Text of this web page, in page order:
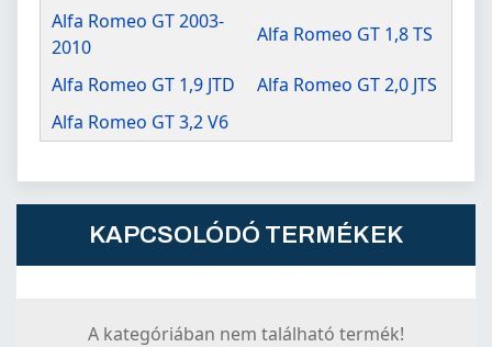
Alfa Romeo GT 2003-
2010
Alfa Romeo GT 1,8 TS
Alfa Romeo GT 1,9 JTD
Alfa Romeo GT 2,0 JTS
Alfa Romeo GT 3,2 V6
KAPCSOLÓDÓ TERMÉKEK
A kategóriában nem található termék!